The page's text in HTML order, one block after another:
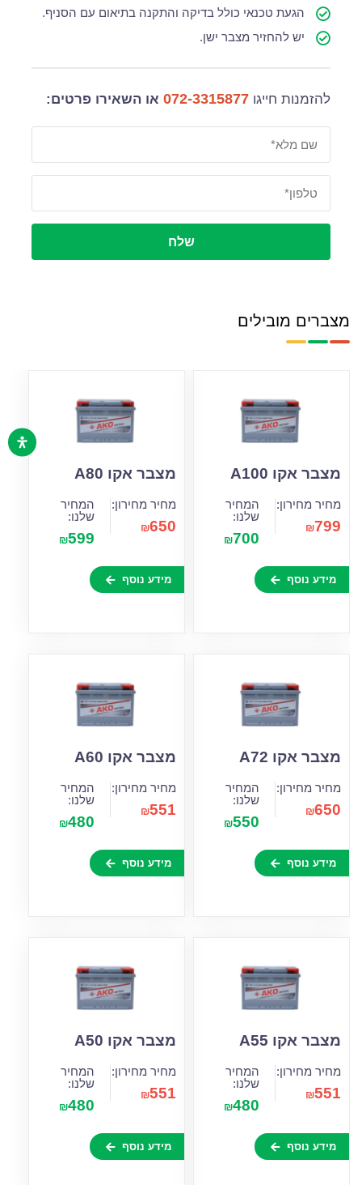
הגעת טכנאי כולל בדיקה והתקנה בתיאום עם הסניף.
יש להחזיר מצבר ישן.
להזמנות חייגו 072-3315877 או השאירו פרטים:
שלח
מצברים מובילים
מצבר אקו A100
מחיר מחירון:
₪799
המחיר
שלנו:
₪700
מידע נוסף
מצבר אקו A80
מחיר מחירון:
₪650
המחיר
שלנו:
₪599
מידע נוסף
מצבר אקו A72
מחיר מחירון:
₪650
המחיר
שלנו:
₪550
מידע נוסף
מצבר אקו A60
מחיר מחירון:
₪551
המחיר
שלנו:
₪480
מידע נוסף
מצבר אקו A55
מחיר מחירון:
₪551
המחיר
שלנו:
₪480
מידע נוסף
מצבר אקו A50
מחיר מחירון:
₪551
המחיר
שלנו:
₪480
מידע נוסף